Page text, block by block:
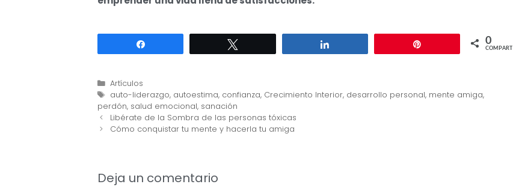
0
COMPARTIR
Categorías
Artículos
Etiquetas
auto-liderazgo, autoestima, confianza, Crecimiento Interior, desarrollo personal, mente amiga,
perdón, salud emocional, sanación
Navegación
de
Libérate de la Sombra de las personas tóxicas
Cómo conquistar tu mente y hacerla tu amiga
Deja un comentario